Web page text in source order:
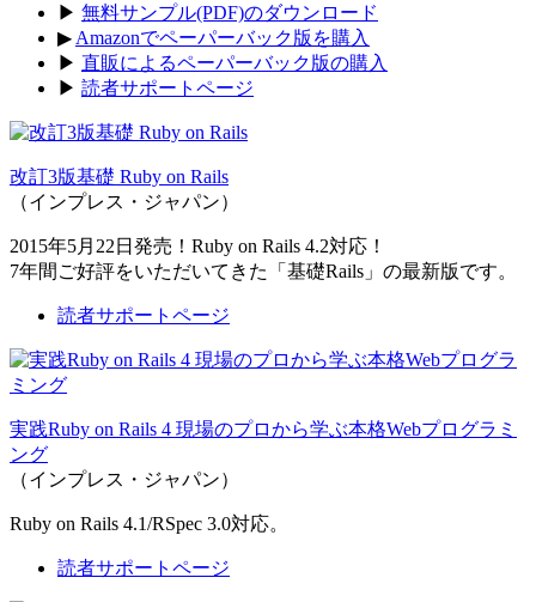
▶ 無料サンプル(PDF)のダウンロード
▶ Amazonでペーパーバック版を購入
▶ 直販によるペーパーバック版の購入
▶ 読者サポートページ
改訂3版基礎 Ruby on Rails
（インプレス・ジャパン）
2015年5月22日発売！Ruby on Rails 4.2対応！
7年間ご好評をいただいてきた「基礎Rails」の最新版です。
読者サポートページ
実践Ruby on Rails 4 現場のプロから学ぶ本格Webプログラミ
ング
（インプレス・ジャパン）
Ruby on Rails 4.1/RSpec 3.0対応。
読者サポートページ